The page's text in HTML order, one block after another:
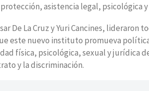
asistencia legal, psicológica
De La Cruz y Yuri Cancines,
este nuevo instituto promueva
física, psicológica, sexual y jurídica
y la discriminación.